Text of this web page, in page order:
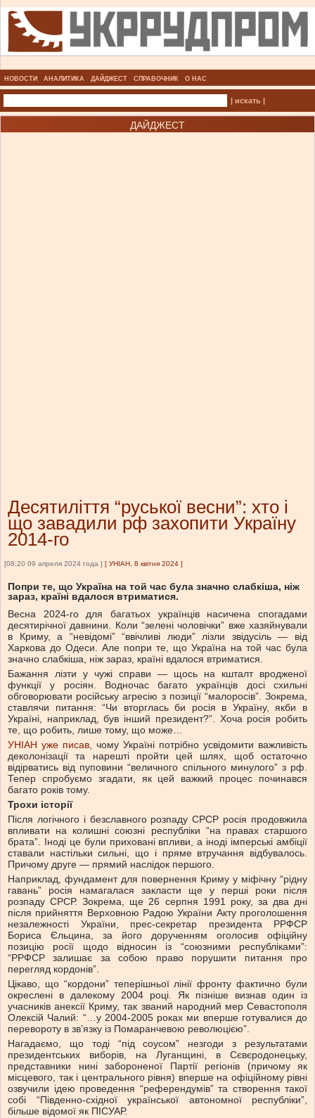
НОВОСТИ АНАЛИТИКА ДАЙДЖЕСТ СПРАВОЧНИК О НАС
| искать |
ДАЙДЖЕСТ
Десятиліття “руської весни”: хто і
що завадили рф захопити Україну
2014-го
[08:20 09 апреля 2024 года ] [ УНІАН, 8 квітня 2024 ]
Попри те, що Україна на той час була значно слабкіша, ніж
зараз, країні вдалося втриматися.
Весна 2024-го для багатьох українців насичена спогадами
десятирічної давнини. Коли “зелені чоловічки” вже хазяйнували
в Криму, а “невідомі” “ввічливі люди” лізли звідусіль — від
Харкова до Одеси. Але попри те, що Україна на той час була
значно слабкіша, ніж зараз, країні вдалося втриматися.
Бажання лізти у чужі справи — щось на кшталт вродженої
функції у росіян. Водночас багато українців досі схильні
обговорювати російську агресію з позиції “малоросів”. Зокрема,
ставлячи питання: “Чи вторглась би росія в Україну, якби в
Україні, наприклад, був інший президент?”. Хоча росія робить
те, що робить, лише тому, що може…
УНІАН уже писав, чому Україні потрібно усвідомити важливість
деколонізації та нарешті пройти цей шлях, щоб остаточно
відірватись від пуповини “величного спільного минулого” з рф.
Тепер спробуємо згадати, як цей важкий процес починався
багато років тому.
Трохи історії
Після логічного і безславного розпаду СРСР росія продовжила
впливати на колишні союзні республіки “на правах старшого
брата”. Іноді це були приховані впливи, а іноді імперські амбіції
ставали настільки сильні, що і пряме втручання відбувалось.
Причому друге — прямий наслідок першого.
Наприклад, фундамент для повернення Криму у міфічну “рідну
гавань” росія намагалася закласти ще у перші роки після
розпаду СРСР. Зокрема, ще 26 серпня 1991 року, за два дні
після прийняття Верховною Радою України Акту проголошення
незалежності України, прес-секретар президента РРФСР
Бориса Єльцина, за його дорученням оголосив офіційну
позицію росії щодо відносин із “союзними республіками”:
“РРФСР залишає за собою право порушити питання про
перегляд кордонів”.
Цікаво, що “кордони” теперішньої лінії фронту фактично були
окреслені в далекому 2004 році. Як пізніше визнав один із
учасників анексії Криму, так званий народний мер Севастополя
Олексій Чалий: “…у 2004-2005 роках ми вперше готувалися до
перевороту в зв’язку із Помаранчевою революцією”.
Нагадаємо, що тоді “під соусом” незгоди з результатами
президентських виборів, на Луганщині, в Сєвєродонецьку,
представники нині забороненої Партії регіонів (причому як
місцевого, так і центрального рівня) вперше на офіційному рівні
озвучили ідею проведення “референдумів” та створення такої
собі “Південно-східної української автономної республіки”,
більше відомої як ПІСУАР.